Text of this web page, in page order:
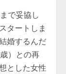
で妥協し
タートしま
婚するんだ
）との再
とした女性